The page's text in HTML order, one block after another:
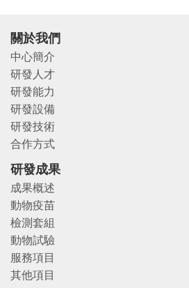
關於我們
中心簡介
研發人才
研發能力
研發設備
研發技術
合作方式
研發成果
成果概述
動物疫苗
檢測套組
動物試驗
服務項目
其他項目